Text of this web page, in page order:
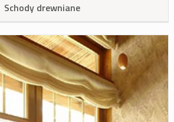
Schody drewniane